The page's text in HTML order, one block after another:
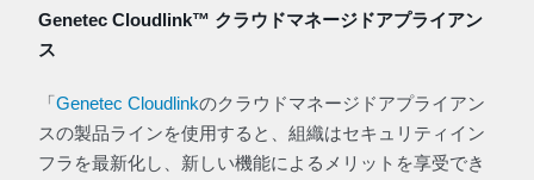
Genetec Cloudlink™ クラウドマネージドアプライアン
ス
「Genetec Cloudlinkのクラウドマネージドアプライアン
スの製品ラインを使用すると、組織はセキュリティイン
フラを最新化し、新しい機能によるメリットを享受でき